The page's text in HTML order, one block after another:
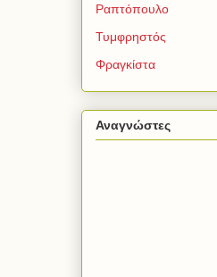
Ραπτόπουλο
Τυμφρηστός
Φραγκίστα
Αναγνώστες